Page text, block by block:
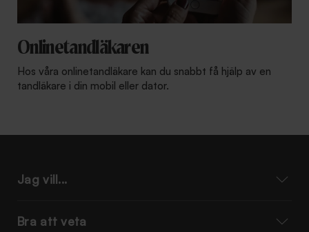
Onlinetandläkaren
Hos våra onlinetandläkare kan du snabbt få hjälp av en
tandläkare i din mobil eller dator.
Jag vill...
Bra att veta